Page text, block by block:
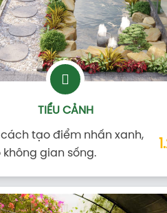
TIỂU CẢNH
tạo điểm nhấn xanh,
không gian sống.